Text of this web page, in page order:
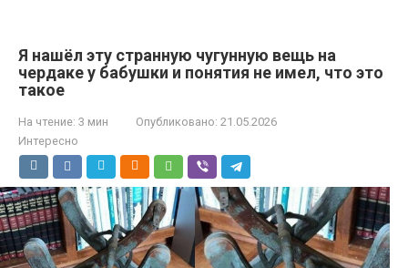
Я нашёл эту странную чугунную вещь на
чердаке у бабушки и понятия не имел, что это
такое
На чтение: 3 мин Опубликовано: 21.05.2026
Интересно